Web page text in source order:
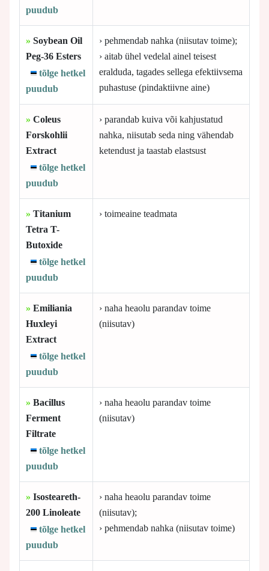
puudub
» Soybean Oil
Peg-36 Esters
tõlge hetkel
puudub
› pehmendab nahka (niisutav toime);
› aitab ühel vedelal ainel teisest
eralduda, tagades sellega efektiivsema
puhastuse (pindaktiivne aine)
» Coleus
Forskohlii
Extract
tõlge hetkel
puudub
› parandab kuiva või kahjustatud
nahka, niisutab seda ning vähendab
ketendust ja taastab elastsust
» Titanium
Tetra T-
Butoxide
tõlge hetkel
puudub
› toimeaine teadmata
» Emiliania
Huxleyi
Extract
tõlge hetkel
puudub
› naha heaolu parandav toime
(niisutav)
» Bacillus
Ferment
Filtrate
tõlge hetkel
puudub
› naha heaolu parandav toime
(niisutav)
» Isosteareth-
200 Linoleate
tõlge hetkel
puudub
› naha heaolu parandav toime
(niisutav);
› pehmendab nahka (niisutav toime)